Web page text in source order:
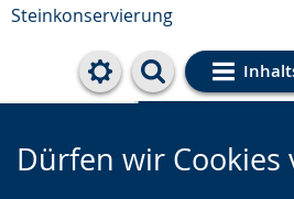
Steinkonservierung
Cookie-
Dürfen wir Cookies